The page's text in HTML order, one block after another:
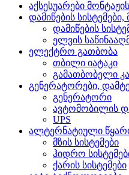
აქსესუარები
დამიწების
დამიწების
ელვის
ელექტრო გათბობა
თბილი იატაკი
გამათბობელი
გენერატორები,
გენერატორი
ავტომობილის
UPS
ალტერნატიული
მზის სისტემები
ჰიდრო
ქარის სისტემები